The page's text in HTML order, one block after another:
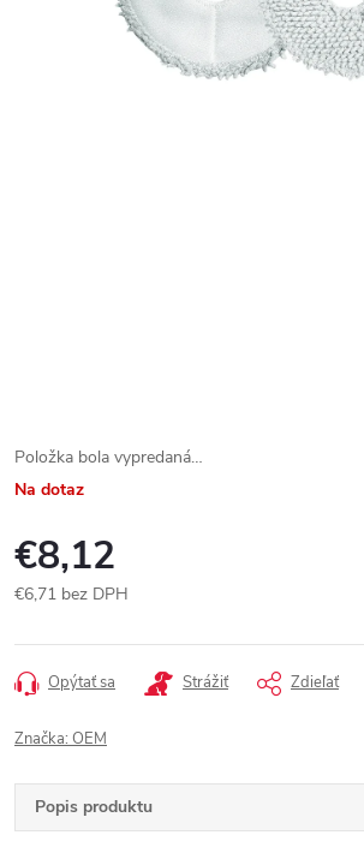
Položka bola vypredaná…
Na dotaz
€8,12
€6,71 bez DPH
cena:
Opýtať sa Strážiť Zdieľať
Značka: OEM
Popis produktu